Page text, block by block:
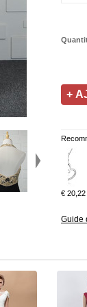
€ 20,22
Guide